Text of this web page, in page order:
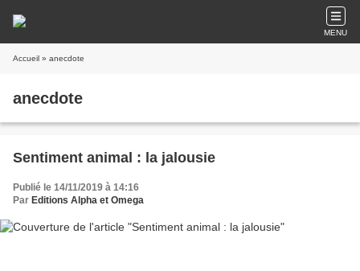
MENU
Accueil » anecdote
anecdote
Sentiment animal : la jalousie
Publié le 14/11/2019 à 14:16
Par Editions Alpha et Omega